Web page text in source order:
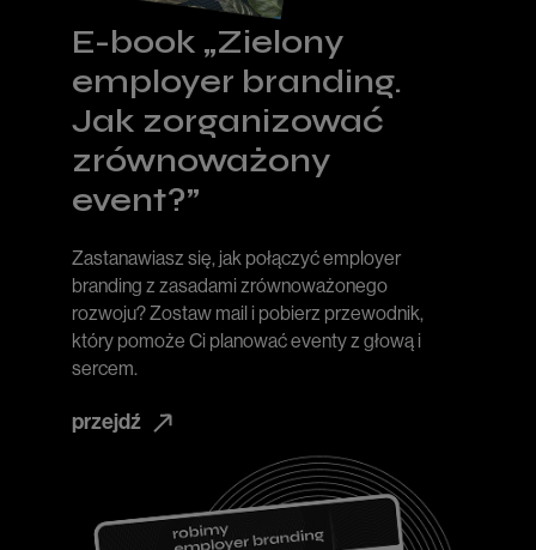
E-book „Zielony
employer branding.
Jak zorganizować
zrównoważony
event?”
Zastanawiasz się, jak połączyć employer
branding z zasadami zrównoważonego
rozwoju? Zostaw mail i pobierz przewodnik,
który pomoże Ci planować eventy z głową i
sercem.
przejdź